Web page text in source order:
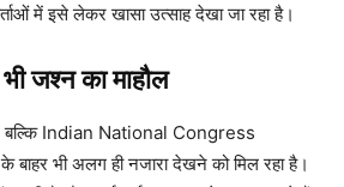
में इसे लेकर खासा उत्साह देखा जा रहा है।
जश्न का माहौल
बल्कि Indian National Congress
भी अलग ही नजारा देखने को मिल रहा है।